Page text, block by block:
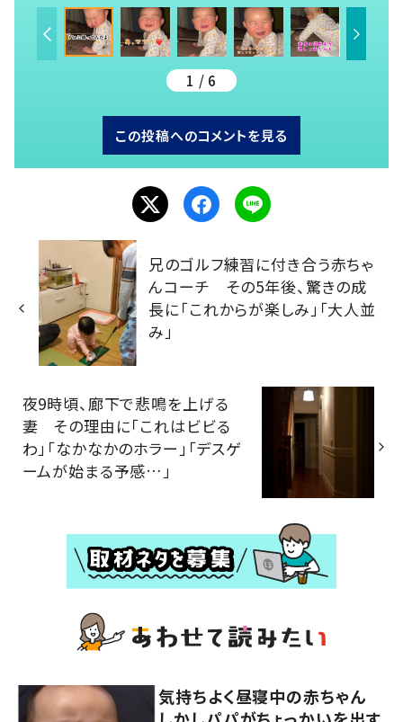
1 / 6
この投稿へのコメントを見る
兄のゴルフ練習に付き合う赤ちゃ
んコーチ その5年後、驚きの成
長に「これからが楽しみ」「大人並
み」
夜9時頃、廊下で悲鳴を上げる
妻 その理由に「これはビビる
わ」「なかなかのホラー」「デスゲ
ームが始まる予感…」
気持ちよく昼寝中の赤ちゃん